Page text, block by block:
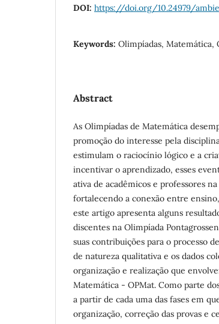
DOI: https://doi.org/10.24979/
Keywords: Olimpíadas, Matemática,
Abstract
As Olimpíadas de Matemática
promoção do interesse pela
estimulam o raciocínio lógico e a
incentivar o aprendizado, esses
ativa de acadêmicos e professores
fortalecendo a conexão entre
este artigo apresenta alguns
discentes na Olimpíada
suas contribuições para o processo
de natureza qualitativa e os dados
organização e realização que
Matemática - OPMat. Como‬ parte‬
a‬ partir‬ de cada‬ uma‬ das‬ fases‬ em‬
organização,‬ correção‬ das‬ provas‬ e‬